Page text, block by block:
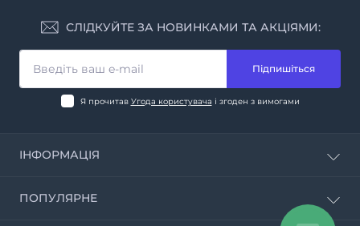
СЛІДКУЙТЕ ЗА НОВИНКАМИ ТА АКЦІЯМИ:
Підпишіться
Я прочитав Угода користувача і згоден з вимогами
ІНФОРМАЦІЯ
Про магазин
ПОПУЛЯРНЕ